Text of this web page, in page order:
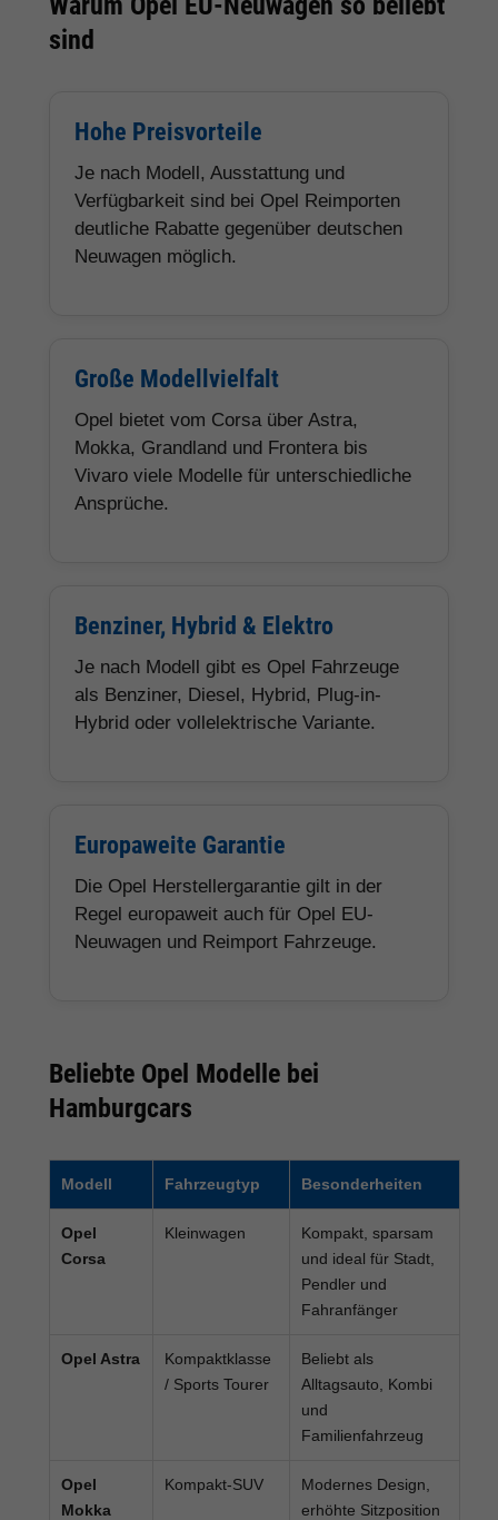
sind
Hohe Preisvorteile
Je nach Modell, Ausstattung und
Verfügbarkeit sind bei Opel Reimporten
deutliche Rabatte gegenüber deutschen
Neuwagen möglich.
Große Modellvielfalt
Opel bietet vom Corsa über Astra,
Mokka, Grandland und Frontera bis
Vivaro viele Modelle für unterschiedliche
Ansprüche.
Benziner, Hybrid & Elektro
Je nach Modell gibt es Opel Fahrzeuge
als Benziner, Diesel, Hybrid, Plug-in-
Hybrid oder vollelektrische Variante.
Europaweite Garantie
Die Opel Herstellergarantie gilt in der
Regel europaweit auch für Opel EU-
Neuwagen und Reimport Fahrzeuge.
Beliebte Opel Modelle bei
Hamburgcars
Modell Fahrzeugtyp Besonderheiten
Opel
Corsa
Kleinwagen
Kompakt, sparsam
und ideal für Stadt,
Pendler und
Fahranfänger
Opel Astra
Kompaktklasse
/ Sports Tourer
Beliebt als
Alltagsauto, Kombi
und
Familienfahrzeug
Opel
Mokka
Kompakt-SUV
Modernes Design,
erhöhte Sitzposition